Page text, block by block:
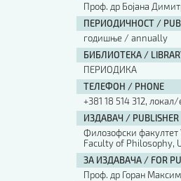
Проф. др Бојана
ПЕРИОДИЧНОСТ /
годишње / annually
БИБЛИОТЕКА /
ПЕРИОДИКА
ТЕЛЕФОН / PHONE
+381 18 514 312, локал/
ИЗДАВАЧ / PUBLISHER
Филозофски
Faculty of Philosophy,
ЗА ИЗДАВАЧА / FOR
Проф. др Горан